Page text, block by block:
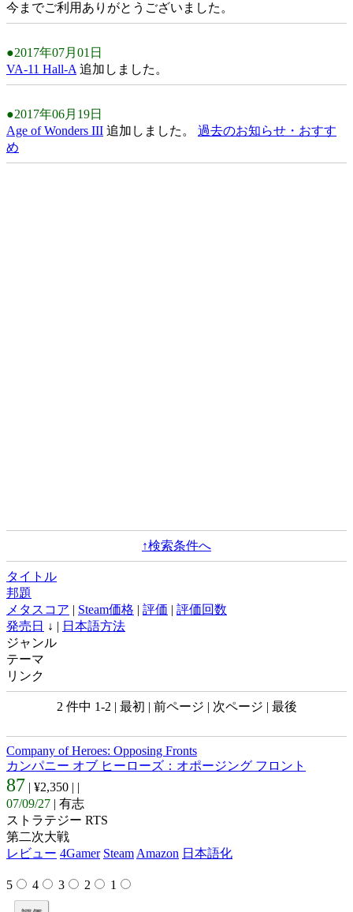
今までご利用ありがとうございました。
●2017年07月01日
VA-11 Hall-A 追加しました。
●2017年06月19日
Age of Wonders III 追加しました。 過去のお知らせ・おすす
め
↑検索条件へ
タイトル
邦題
メタスコア | Steam価格 | 評価 | 評価回数
発売日 ↓ | 日本語方法
ジャンル
テーマ
リンク
2 件中 1-2 | 最初 | 前ページ | 次ページ | 最後
Company of Heroes: Opposing Fronts
カンパニー オブ ヒーローズ：オポージング フロント
87 | ¥2,350 | |
07/09/27 | 有志
ストラテジー RTS
第二次大戦
レビュー 4Gamer Steam Amazon 日本語化
5 4 3 2 1